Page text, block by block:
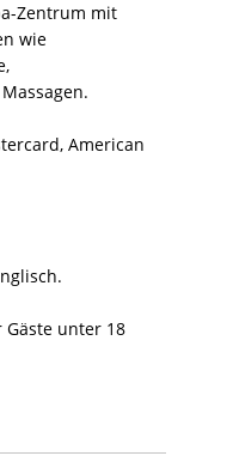
Zentrum mit
wie
American
Gäste unter 18